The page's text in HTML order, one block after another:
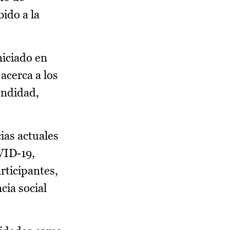
a la
en
a los
actuales
19,
social